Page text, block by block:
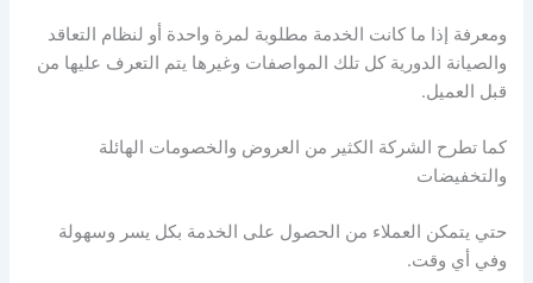
ومعرفة إذا ما كانت الخدمة مطلوبة لمرة واحدة أو لنظام التعاقد
والصيانة الدورية كل تلك المواصفات وغيرها يتم التعرف عليها من
قبل العميل.
كما تطرح الشركة الكثير من العروض والخصومات الهائلة
والتخفيضات
حتي يتمكن العملاء من الحصول على الخدمة بكل يسر وسهولة
وفي أي وقت.